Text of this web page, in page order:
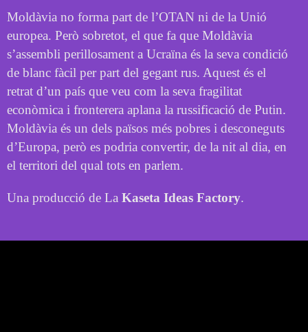
Moldàvia no forma part de l’OTAN ni de la Unió
europea. Però sobretot, el que fa que Moldàvia
s’assembli perillosament a Ucraïna és la seva condició
de blanc fàcil per part del gegant rus. Aquest és el
retrat d’un país que veu com la seva fragilitat
econòmica i fronterera aplana la russificació de Putin.
Moldàvia és un dels països més pobres i desconeguts
d’Europa, però es podria convertir, de la nit al dia, en
el territori del qual tots en parlem.
Una producció de La Kaseta Ideas Factory.